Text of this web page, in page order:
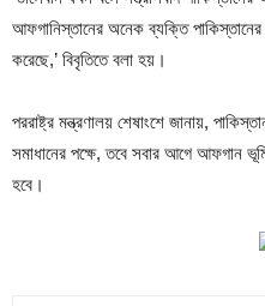
আফগানিস্তানের অনেক ব্যক্তি পাকিস্তানের
করেছে,’ বিবৃতিতে বলা হয়।
পররাষ্ট্র মন্ত্রণালয় শেষাংশে জানায়,
সমাধানের পক্ষে, তবে সবার আগে আফগান
হবে।